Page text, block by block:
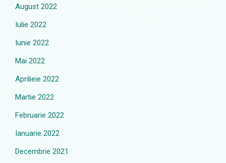
August 2022
Iulie 2022
Iunie 2022
Mai 2022
Aprilieie 2022
Martie 2022
Februarie 2022
Ianuarie 2022
Decembrie 2021